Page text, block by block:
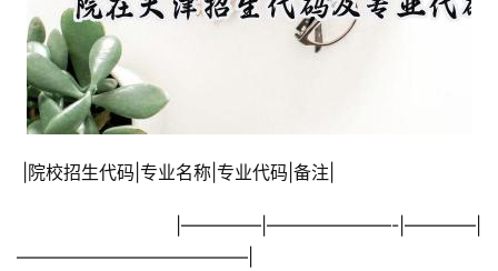
|院校招生代码|专业名称|专业代码|备注|
—————————————|